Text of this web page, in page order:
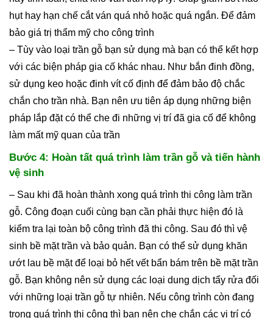
hụt hay hạn chế cắt ván quá nhỏ hoặc quá ngắn. Để đảm
bảo giá trị thẩm mỹ cho công trình
– Tùy vào loại trần gỗ bạn sử dụng mà bạn có thể kết hợp
với các biện pháp gia cố khác nhau. Như bắn đinh đồng,
sử dụng keo hoặc đinh vít cố định để đảm bảo độ chắc
chắn cho trần nhà. Bạn nên ưu tiên áp dụng những biện
pháp lắp đặt có thể che đi những vị trí đã gia cố để không
làm mất mỹ quan của trần
Bước 4: Hoàn tất quá trình làm trần gỗ và tiến hành
vệ sinh
– Sau khi đã hoàn thành xong quá trình thi công làm trần
gỗ. Công đoạn cuối cùng bạn cần phải thực hiện đó là
kiểm tra lại toàn bộ công trình đã thi công. Sau đó thì vệ
sinh bề mặt trần và bảo quản. Bạn có thể sử dụng khăn
ướt lau bề mặt để loại bỏ hết vết bẩn bám trên bề mặt trần
gỗ. Bạn không nên sử dụng các loại dung dịch tẩy rửa đối
với những loại trần gỗ tự nhiên. Nếu công trình còn đang
trong quá trình thi công thì bạn nên che chắn các vị trí có